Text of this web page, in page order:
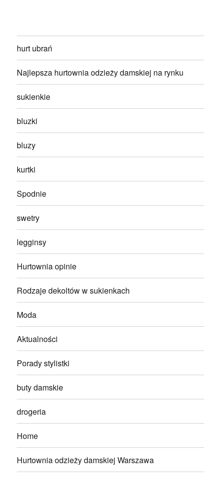
hurt ubrań
Najlepsza hurtownia odzieży damskiej na rynku
sukienkie
bluzki
bluzy
kurtki
Spodnie
swetry
legginsy
Hurtownia opinie
Rodzaje dekoltów w sukienkach
Moda
Aktualności
Porady stylistki
buty damskie
drogeria
Home
Hurtownia odzieży damskiej Warszawa